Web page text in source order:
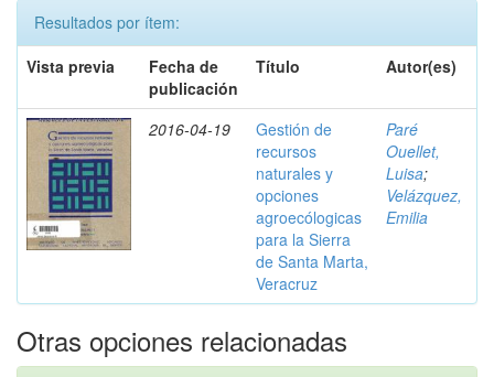
Resultados por ítem:
Vista previa
Fecha de
publicación
Título Autor(es)
2016-04-19
Gestión de
recursos
naturales y
opciones
agroecólogicas
para la Sierra
de Santa Marta,
Veracruz
Paré
Ouellet,
Luisa;
Velázquez,
Emilia
Otras opciones relacionadas